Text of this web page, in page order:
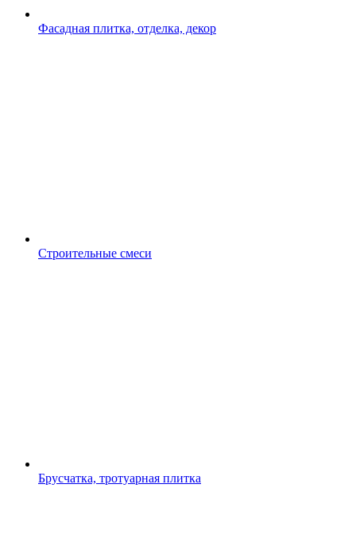
Фасадная плитка, отделка, декор
Строительные смеси
Брусчатка, тротуарная плитка